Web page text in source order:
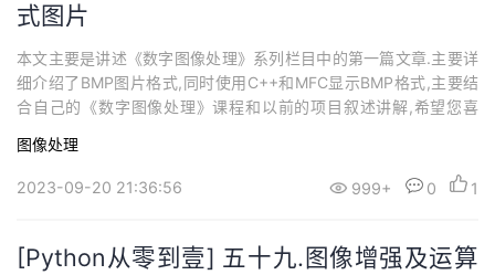
式图片
本文主要是讲述《数字图像处理》系列栏目中的第一篇文章.主要详
细介绍了BMP图片格式,同时使用C++和MFC显示BMP格式,主要结
合自己的《数字图像处理》课程和以前的项目叙述讲解,希望您喜
图像处理
2023-09-20 21:36:56 999+ 0 1
[Python从零到壹] 五十九.图像增强及运算